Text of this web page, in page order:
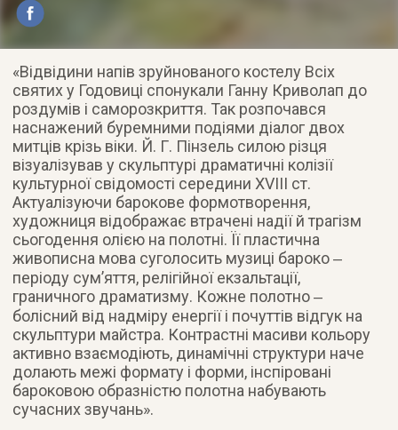
«Відвідини напів зруйнованого костелу Всіх
святих у Годовиці спонукали Ганну Криволап до
роздумів і саморозкриття. Так розпочався
наснажений буремними подіями діалог двох
митців крізь віки. Й. Г. Пінзель силою різця
візуалізував у скульптурі драматичні колізії
культурної свідомості середини XVIII ст.
Актуалізуючи барокове формотворення,
художниця відображає втрачені надії й трагізм
сьогодення олією на полотні. Її пластична
живописна мова суголосить музиці бароко ‒
періоду сум’яття, релігійної екзальтації,
граничного драматизму. Кожне полотно ‒
болісний від надміру енергії і почуттів відгук на
скульптури майстра. Контрастні масиви кольору
активно взаємодіють, динамічні структури наче
долають межі формату і форми, інспіровані
бароковою образністю полотна набувають
сучасних звучань».